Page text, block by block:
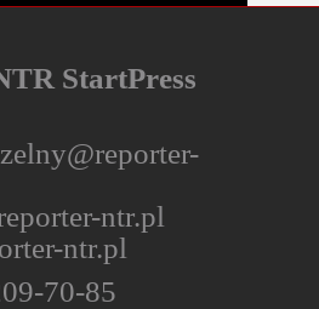
StartPress
ntr.pl
ntr.pl
70-85